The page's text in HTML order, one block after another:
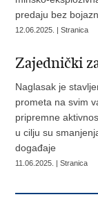
predaju bez
12.06.2025. | Stranica
Zajednički
Naglasak je
prometa na svim
pripremne
u cilju su
događaje
11.06.2025. | Stranica